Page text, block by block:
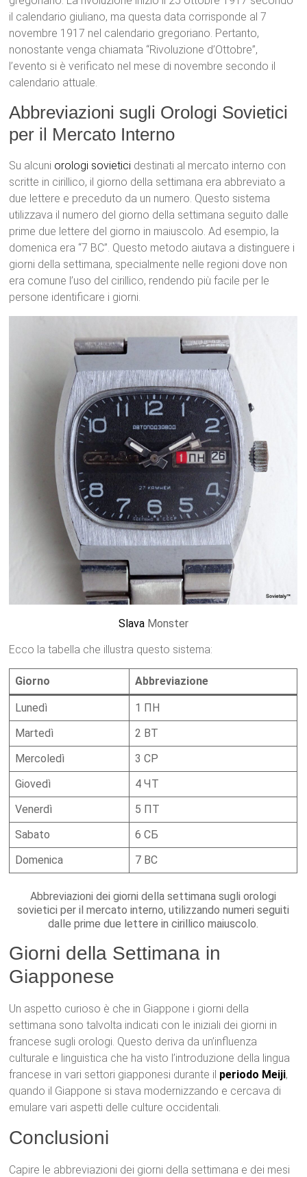
il calendario giuliano, ma questa data corrisponde al 7
novembre 1917 nel calendario gregoriano. Pertanto,
nonostante venga chiamata “Rivoluzione d’Ottobre”,
l’evento si è verificato nel mese di novembre secondo il
calendario attuale.
Abbreviazioni sugli Orologi Sovietici
per il Mercato Interno
Su alcuni orologi sovietici destinati al mercato interno con
scritte in cirillico, il giorno della settimana era abbreviato a
due lettere e preceduto da un numero. Questo sistema
utilizzava il numero del giorno della settimana seguito dalle
prime due lettere del giorno in maiuscolo. Ad esempio, la
domenica era “7 ВС”. Questo metodo aiutava a distinguere i
giorni della settimana, specialmente nelle regioni dove non
era comune l’uso del cirillico, rendendo più facile per le
persone identificare i giorni.
SlavaMonster
Ecco la tabella che illustra questo sistema:
Giorno Abbreviazione
Lunedì
1 ПН
Martedì
2 ВТ
Mercoledì
3 СР
Giovedì
4 ЧТ
Venerdì
5 ПТ
Sabato
6 СБ
Domenica
7 ВС
Abbreviazioni dei giorni della settimana sugli orologi
sovietici per il mercato interno, utilizzando numeri seguiti
dalle prime due lettere in cirillico maiuscolo.
Giorni della Settimana in
Giapponese
Un aspetto curioso è che in Giappone i giorni della
settimana sono talvolta indicati con le iniziali dei giorni in
francese sugli orologi. Questo deriva da un’influenza
culturale e linguistica che ha visto l’introduzione della lingua
francese in vari settori giapponesi durante il periodo Meiji,
quando il Giappone si stava modernizzando e cercava di
emulare vari aspetti delle culture occidentali.
Conclusioni
Capire le abbreviazioni dei giorni della settimana e dei mesi